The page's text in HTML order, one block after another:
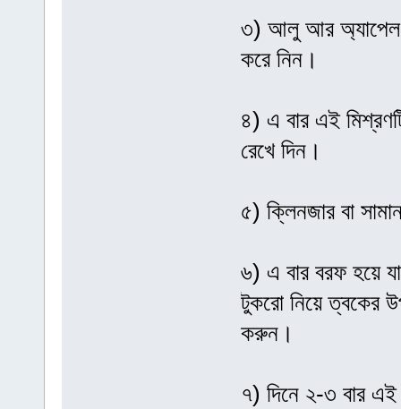
৩) আলু আর অ্যাপেল
করে নিন।
৪) এ বার এই
রেখে দিন।
৫) ক্লিনজার বা
৬) এ বার বরফ হয়ে
টুকরো নিয়ে ত্বকের
করুন।
৭) দিনে ২-৩ বার